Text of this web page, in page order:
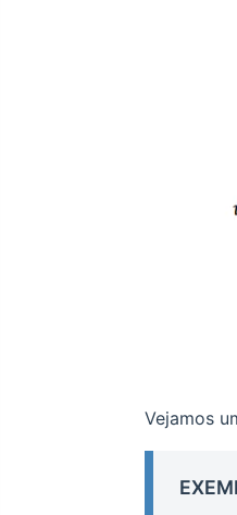
Vejamos